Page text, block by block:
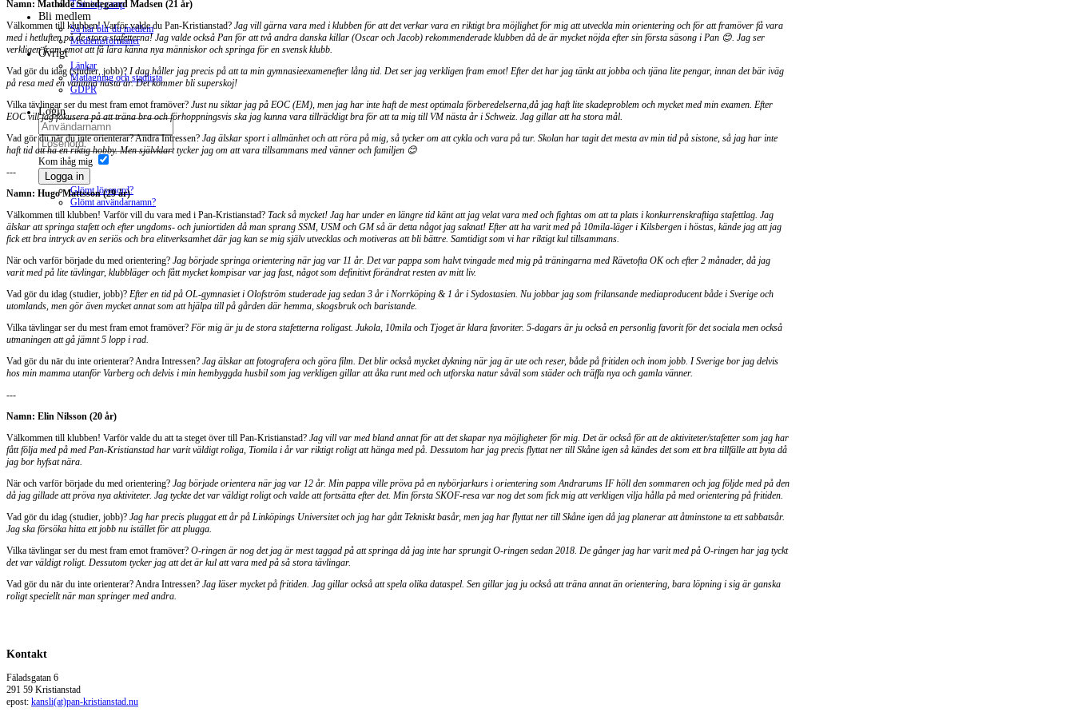
Training camp
Bli medlem
Så här blir du medlem
Medlemsförmåner
Övrigt
Länkar
Matlagning och stadlista
GDPR
Login
Kom ihåg mig
Logga in
Glömt lösenord?
Glömt användarnamn?
Namn: Mathilde Smedegaard Madsen (21 år)
Välkommen till klubben! Varför valde du Pan-Kristianstad? Jag vill gärna vara med i klubben för att det verkar vara en riktigt bra möjlighet för mig att utveckla min orientering och för att framöver få vara
med i hetluften på de stora stafetterna! Jag valde också Pan för att två andra danska killar (Oscar och Jacob) rekommenderade klubben då de är mycket nöjda efter sin första säsong i Pan 😊. Jag ser
verkligen fram emot att få lära känna nya människor och springa för en svensk klubb.
Vad gör du idag (studier, jobb)? I dag håller jag precis på att ta min gymnasieexamenefter lång tid. Det ser jag verkligen fram emot! Efter det har jag tänkt att jobba och tjäna lite pengar, innan det bär iväg
på resa med en väninna nästa år. Det kommer bli superskoj!
Vilka tävlingar ser du mest fram emot framöver? Just nu siktar jag på EOC (EM), men jag har inte haft de mest optimala förberedelserna,då jag haft lite skadeproblem och mycket med min examen. Efter
EOC vill jag fokusera på att träna bra och förhoppningsvis ska jag kunna vara tillräckligt bra för att ta mig till VM nästa år i Schweiz. Jag gillar att ha stora mål.
Vad gör du när du inte orienterar? Andra Intressen? Jag älskar sport i allmänhet och att röra på mig, så tycker om att cykla och vara på tur. Skolan har tagit det mesta av min tid på sistone, så jag har inte
haft tid att ha en riktig hobby. Men självklart tycker jag om att vara tillsammans med vänner och familjen 😊
---
Namn: Hugo Mattsson (29 år)
Välkommen till klubben! Varför vill du vara med i Pan-Kristianstad? Tack så mycket! Jag har under en längre tid känt att jag velat vara med och fightas om att ta plats i konkurrenskraftiga stafettlag. Jag
älskar att springa stafett och efter ungdoms- och juniortiden då man sprang SSM, USM och GM så är detta något jag saknat! Efter att ha varit med på 10mila-läger i Kilsbergen i höstas, kände jag att jag
fick ett bra intryck av en seriös och bra elitverksamhet där jag kan se mig själv utvecklas och motiveras att bli bättre. Samtidigt som vi har riktigt kul tillsammans.
När och varför började du med orientering? Jag började springa orientering när jag var 11 år. Det var pappa som halvt tvingade med mig på träningarna med Rävetofta OK och efter 2 månader, då jag
varit med på lite tävlingar, klubbläger och fått mycket kompisar var jag fast, något som definitivt förändrat resten av mitt liv.
Vad gör du idag (studier, jobb)? Efter en tid på OL-gymnasiet i Olofström studerade jag sedan 3 år i Norrköping & 1 år i Sydostasien. Nu jobbar jag som frilansande mediaproducent både i Sverige och
utomlands, men gör även mycket annat som att hjälpa till på gården där hemma, skogsbruk och baristande.
Vilka tävlingar ser du mest fram emot framöver? För mig är ju de stora stafetterna roligast. Jukola, 10mila och Tjoget är klara favoriter. 5-dagars är ju också en personlig favorit för det sociala men också
utmaningen att gå jämnt 5 lopp i rad.
Vad gör du när du inte orienterar? Andra Intressen? Jag älskar att fotografera och göra film. Det blir också mycket dykning när jag är ute och reser, både på fritiden och inom jobb. I Sverige bor jag delvis
hos min mamma utanför Varberg och delvis i min hembyggda husbil som jag verkligen gillar att åka runt med och utforska natur såväl som städer och träffa nya och gamla vänner.
---
Namn: Elin Nilsson (20 år)
Välkommen till klubben! Varför valde du att ta steget över till Pan-Kristianstad? Jag vill var med bland annat för att det skapar nya möjligheter för mig. Det är också för att de aktiviteter/stafetter som jag har
fått följa med på med Pan-Kristianstad har varit väldigt roliga, Tiomila i år var riktigt roligt att hänga med på. Dessutom har jag precis flyttat ner till Skåne igen så kändes det som ett bra tillfälle att byta då
jag bor hyfsat nära.
När och varför började du med orientering? Jag började orientera när jag var 12 år. Min pappa ville pröva på en nybörjarkurs i orientering som Andrarums IF höll den sommaren och jag följde med på den
då jag gillade att pröva nya aktiviteter. Jag tyckte det var väldigt roligt och valde att fortsätta efter det. Min första SKOF-resa var nog det som fick mig att verkligen vilja hålla på med orientering på fritiden.
Vad gör du idag (studier, jobb)? Jag har precis pluggat ett år på Linköpings Universitet och jag har gått Tekniskt basår, men jag har flyttat ner till Skåne igen då jag planerar att åtminstone ta ett sabbatsår.
Jag ska försöka hitta ett jobb nu istället för att plugga.
Vilka tävlingar ser du mest fram emot framöver? O-ringen är nog det jag är mest taggad på att springa då jag inte har sprungit O-ringen sedan 2018. De gånger jag har varit med på O-ringen har jag tyckt
det var väldigt roligt. Dessutom tycker jag att det är kul att vara med på så stora tävlingar.
Vad gör du när du inte orienterar? Andra Intressen? Jag läser mycket på fritiden. Jag gillar också att spela olika dataspel. Sen gillar jag ju också att träna annat än orientering, bara löpning i sig är ganska
roligt speciellt när man springer med andra.
Kontakt
Fäladsgatan 6
291 59 Kristianstad
epost: kansli(at)pan-kristianstad.nu